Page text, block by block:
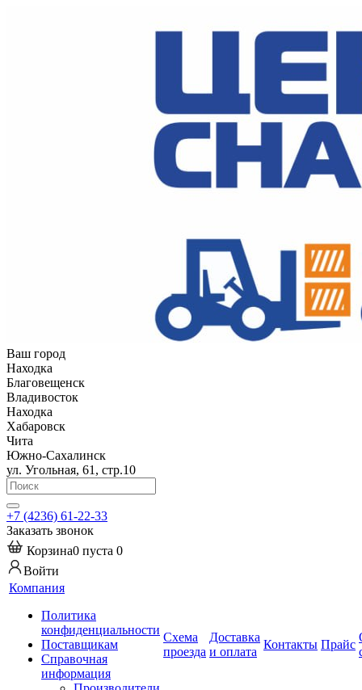
Ваш город
Находка
Благовещенск
Владивосток
Находка
Хабаровск
Чита
Южно-Сахалинск
ул. Угольная, 61, стр.10
+7 (4236) 61-22-33
Заказать звонок
Корзина0 пуста 0
Войти
Компания
Политика
конфиденциальности
Поставщикам
Справочная
информация
Схема
проезда
Доставка
и оплата
Контакты Прайс